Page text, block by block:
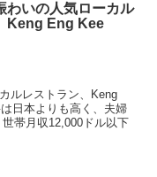
わいの人気ローカル
Keng Eng Kee
ルレストラン、Keng
日本よりも高く、夫婦
帯月収12,000ドル以下